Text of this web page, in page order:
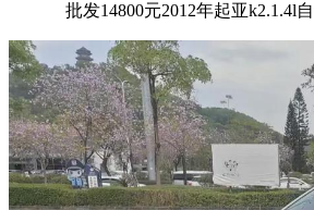
批发14800元2012年起亚k2.1.4l